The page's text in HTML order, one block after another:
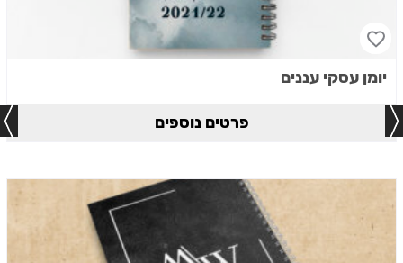
יומן עסקי עננים
פרטים נוספים